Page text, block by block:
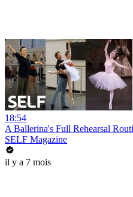
18:54
A Ballerina's Full Rehearsal
SELF Magazine
il y a 7 mois